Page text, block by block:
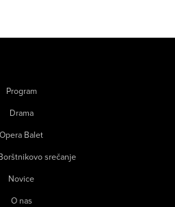
Program
Drama
Opera Balet
srečanje
Novice
O nas